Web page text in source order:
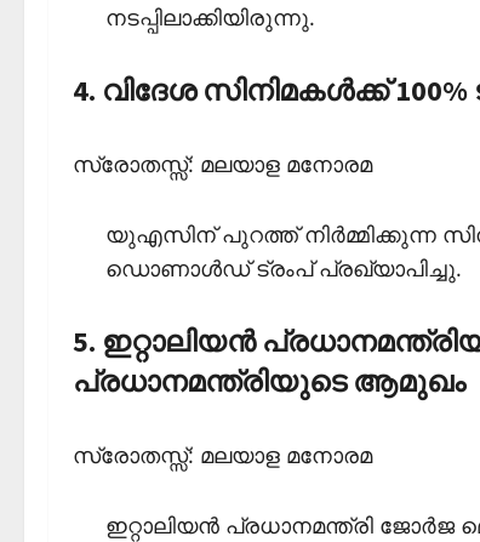
നടപ്പിലാക്കിയിരുന്നു.
4. വിദേശ സിനിമകള്‍ക്ക്
സ്രോതസ്സ്: മലയാള മനോരമ
യുഎസിന് പുറത്ത് നിര്‍മ്മിക്കുന്ന
ഡൊണാള്‍ഡ് ട്രംപ് പ്രഖ്യാപിച്ചു.
5. ഇറ്റാലിയന്‍
പ്രധാനമന്ത്രിയുടെ ആമുഖം
സ്രോതസ്സ്: മലയാള മനോരമ
ഇറ്റാലിയന്‍ പ്രധാനമന്ത്രി